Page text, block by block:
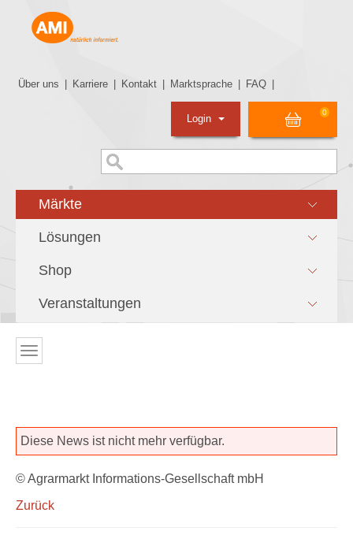
Über uns Karriere Kontakt Marktsprache FAQ
0
Login
Märkte
Lösungen
Shop
Veranstaltungen
Diese News ist nicht mehr verfügbar.
© Agrarmarkt Informations-Gesellschaft mbH
Zurück